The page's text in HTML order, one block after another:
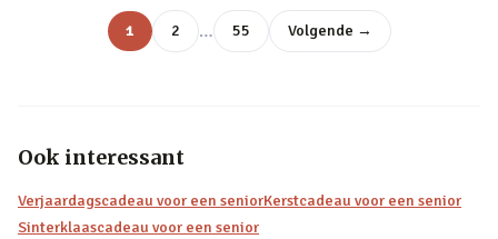
1 2 … 55 Volgende →
Ook interessant
Verjaardagscadeau voor een seniorKerstcadeau voor een senior
Sinterklaascadeau voor een senior